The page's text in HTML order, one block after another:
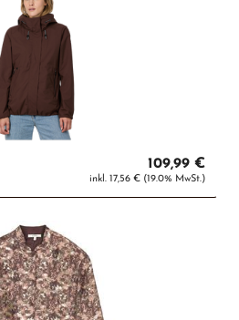
109,99 €
inkl. 17,56 € (19.0% MwSt.)